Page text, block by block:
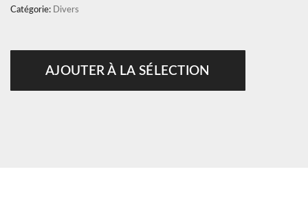
Catégorie: Divers
AJOUTER À LA SÉLECTION